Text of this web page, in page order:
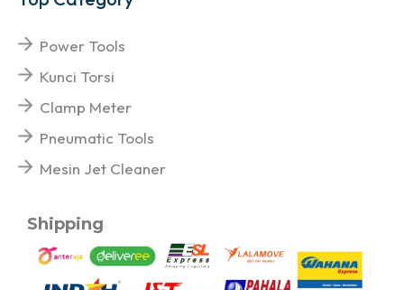
Power Tools
Kunci Torsi
Clamp Meter
Pneumatic Tools
Mesin Jet Cleaner
Shipping